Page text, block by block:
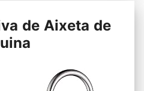
Amb un orifici, és més
d'aigua freda i altres
Adoptat amb alta
esquitxades
de Aixeta de